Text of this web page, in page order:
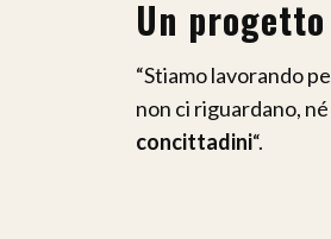
Un
“Stiamo lavorando
non ci riguardano,
concittadini“.